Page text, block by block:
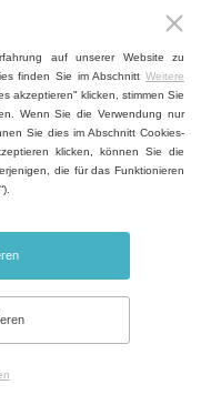
zur
der
im Gerätedesign
auf unserer Website zu
finden Sie im Abschnitt Weitere
akzeptieren" klicken, stimmen Sie
Wenn Sie die Verwendung nur
Sie dies im Abschnitt Cookies-
klicken, können Sie die
die für das Funktionieren